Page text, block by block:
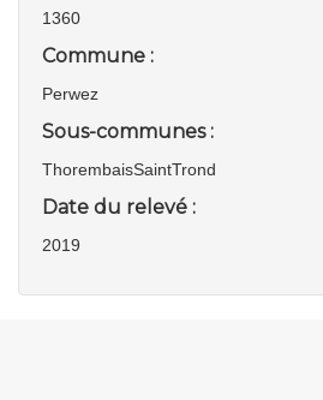
1360
Commune :
Perwez
Sous-communes :
ThorembaisSaintTrond
Date du relevé :
2019